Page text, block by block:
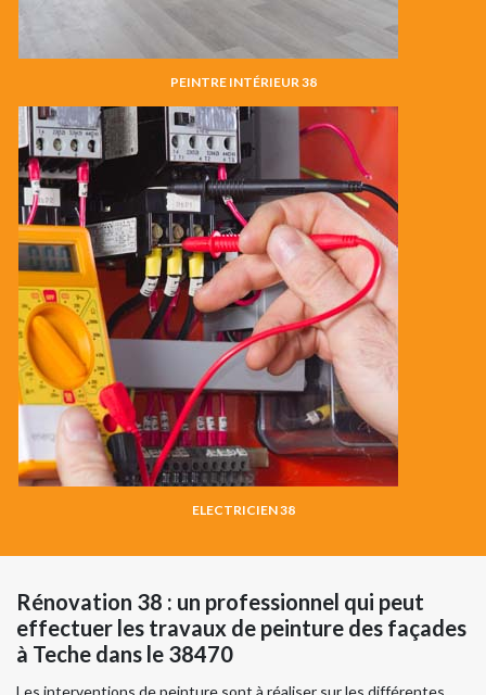
PEINTRE INTÉRIEUR 38
ELECTRICIEN 38
Rénovation 38 : un professionnel qui peut
effectuer les travaux de peinture des façades
à Teche dans le 38470
Les interventions de peinture sont à réaliser sur les différentes